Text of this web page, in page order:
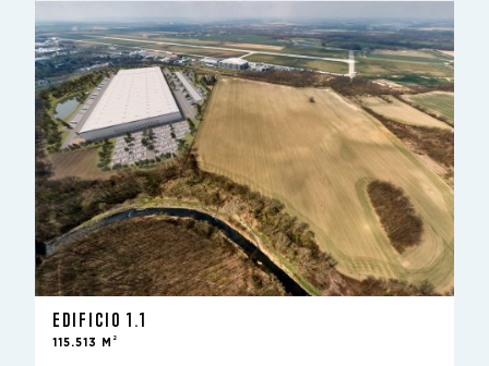
EDIFICIO 1.1
115.513 M
2
EDIFICIO 1.1
115.513 M
2
ESTADO
Alquiler - nueva construcción
2
12.7 m